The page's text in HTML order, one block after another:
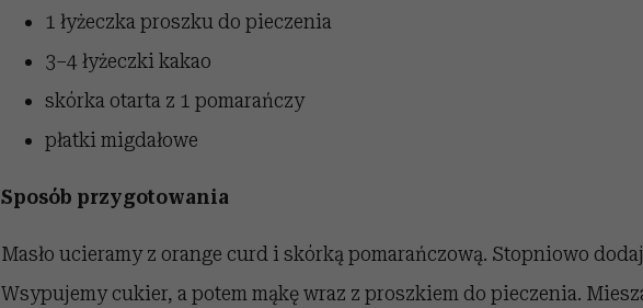
1 łyżeczka proszku do pieczenia
3–4 łyżeczki kakao
skórka otarta z 1 pomarańczy
płatki migdałowe
Sposób przygotowania
Masło ucieramy z orange curd i skórką pomarańczową. Stopniowo
Wsypujemy cukier, a potem mąkę wraz z proszkiem do pieczenia.